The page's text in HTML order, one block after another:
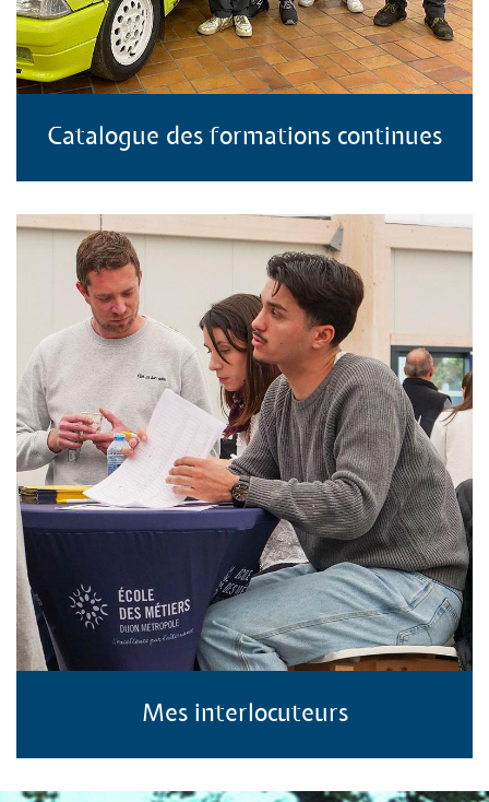
Catalogue des formations continues
Mes interlocuteurs